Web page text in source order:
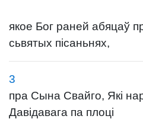
якое Бог раней абяцаў
сьвятых пісаньнях,
3
пра Сына Свайго, Які
Давідавага па плоці